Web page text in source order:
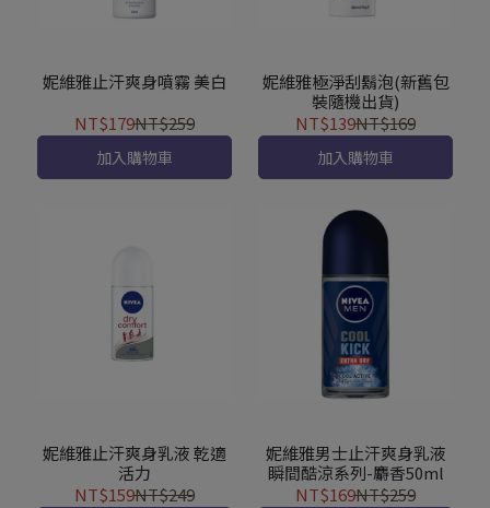
妮維雅止汗爽身噴霧 美白
NT$179NT$259
加入購物車
妮維雅極淨刮鬍泡(新舊包
裝隨機出貨)
NT$139NT$169
加入購物車
妮維雅止汗爽身乳液 乾適
活力
NT$159NT$249
妮維雅男士止汗爽身乳液
瞬間酷涼系列-麝香50ml
NT$169NT$259